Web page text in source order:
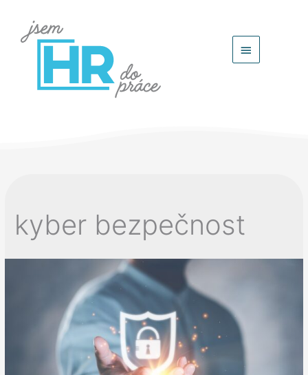
Hlavní
kyber bezpečnost